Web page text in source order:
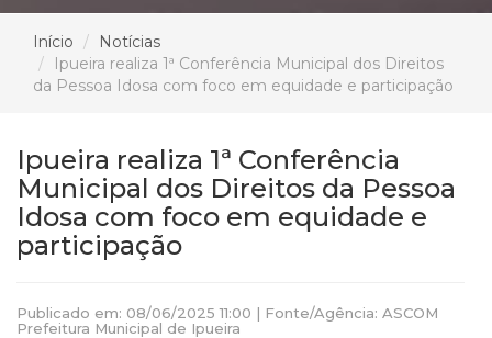
Início
Notícias
Ipueira realiza 1ª Conferência Municipal dos Direitos
da Pessoa Idosa com foco em equidade e participação
Ipueira realiza 1ª Conferência
Municipal dos Direitos da Pessoa
Idosa com foco em equidade e
participação
Publicado em: 08/06/2025 11:00 | Fonte/Agência: ASCOM
Prefeitura Municipal de Ipueira